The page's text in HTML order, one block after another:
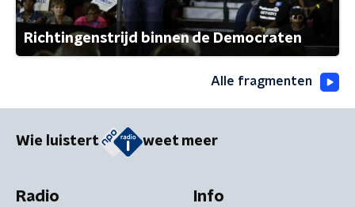
Richtingenstrijd binnen de Democraten
Alle fragmenten
Wie luistert weet meer
Radio Info